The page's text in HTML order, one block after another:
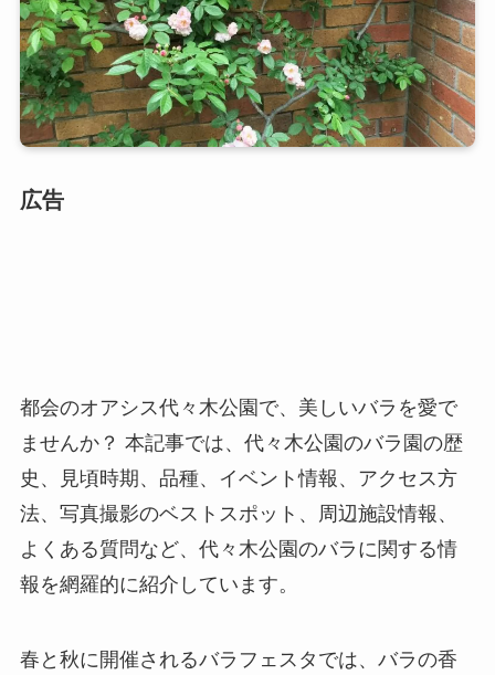
広告
都会のオアシス代々木公園で、美しいバラを愛で
ませんか？ 本記事では、代々木公園のバラ園の歴
史、見頃時期、品種、イベント情報、アクセス方
法、写真撮影のベストスポット、周辺施設情報、
よくある質問など、代々木公園のバラに関する情
報を網羅的に紹介しています。
春と秋に開催されるバラフェスタでは、バラの香